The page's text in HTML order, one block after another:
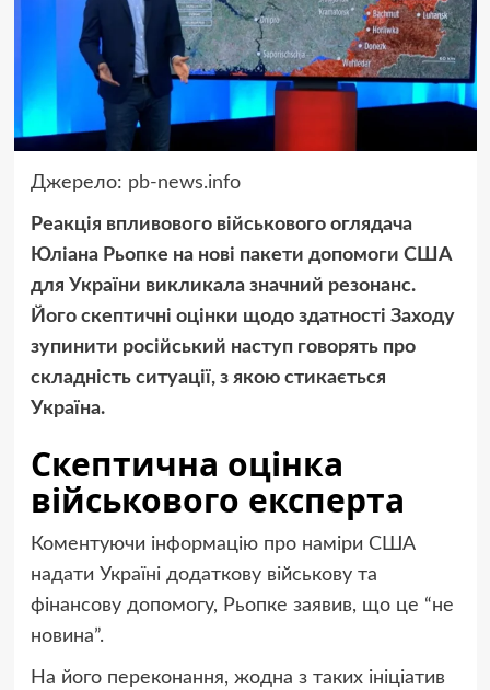
Джерело: pb-news.info
Реакція впливового військового оглядача
Юліана Рьопке на нові пакети допомоги США
для України викликала значний резонанс.
Його скептичні оцінки щодо здатності Заходу
зупинити російський наступ говорять про
складність ситуації, з якою стикається
Україна.
Скептична оцінка
військового експерта
Коментуючи інформацію про наміри США
надати Україні додаткову військову та
фінансову допомогу, Рьопке заявив, що це “не
новина”.
На його переконання, жодна з таких ініціатив